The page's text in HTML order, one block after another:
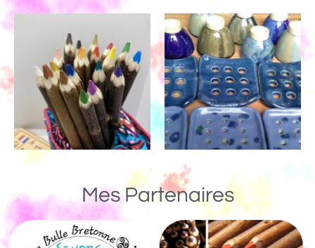
Mes Partenaires